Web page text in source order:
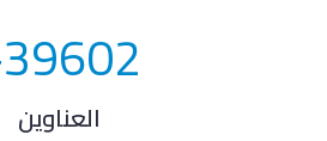
39602
العناوين